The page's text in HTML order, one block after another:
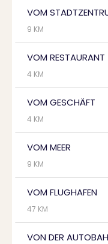
VOM
9 KM
VOM RESTAURANT
4 KM
VOM GESCHÄFT
4 KM
VOM MEER
9 KM
VOM FLUGHAFEN
47 KM
VON DER